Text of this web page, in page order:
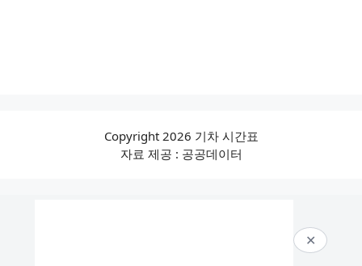
Copyright 2026 기차 시간표
자료 제공 : 공공데이터
✕